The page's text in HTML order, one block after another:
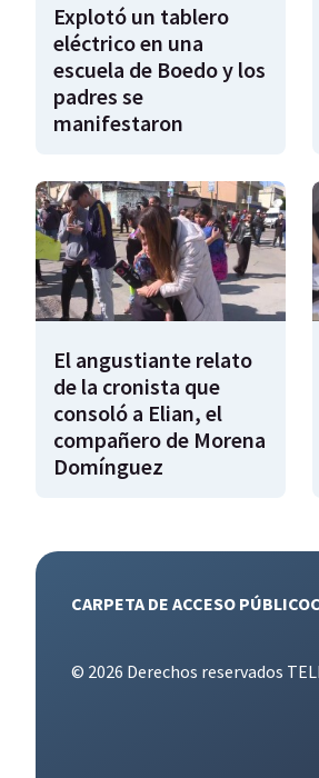
Explotó un tablero
eléctrico en una
escuela de Boedo y los
padres se
manifestaron
El angustiante relato
de la cronista que
consoló a Elian, el
compañero de Morena
Domínguez
CARPETA DE ACCESO PÚBLICO
© 2026 Derechos reservados